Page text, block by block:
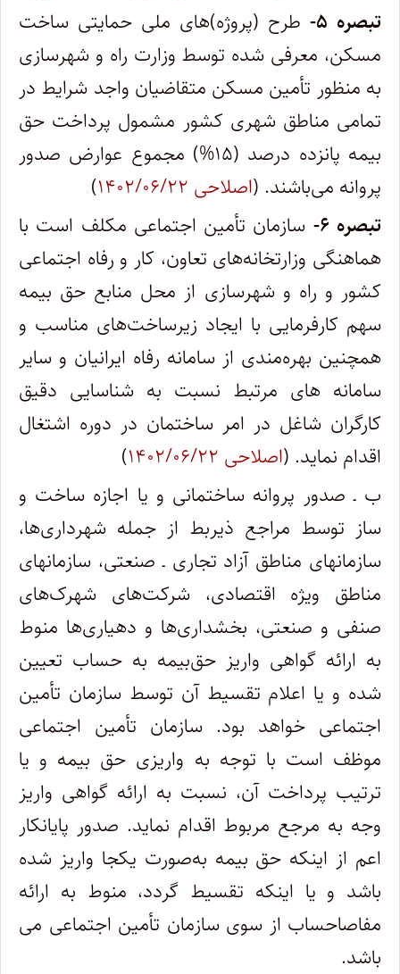
تبصره ۵-
طرح (پروژه)های ملی حمایتی ساخت
مسکن، معرفی شده توسط وزارت راه و شهرسازی
به منظور تأمین مسکن متقاضیان واجد شرایط در
تمامی مناطق شهری کشور مشمول پرداخت حق
بیمه پانزده درصد (۱۵%) مجموع عوارض صدور
پروانه می‌باشند. (اصلاحی ۱۴۰۲/۰۶/۲۲
)
تبصره ۶-
سازمان تأمین اجتماعی مکلف است با
هماهنگی وزارتخانه‌های تعاون، کار و رفاه اجتماعی
کشور و راه و شهرسازی از محل منابع حق بیمه
سهم کارفرمایی با ایجاد زیرساخت‌های مناسب و
همچنین بهره‌مندی از سامانه رفاه ایرانیان و سایر
سامانه های مرتبط نسبت به شناسایی دقیق
کارگران شاغل در امر ساختمان در دوره اشتغال
اقدام نماید. (اصلاحی ۱۴۰۲/۰۶/۲۲
)
ب ـ صدور پروانه ساختمانی و یا اجازه ساخت ‌و
ساز توسط مراجع ذی­ربط از جمله شهرداری‌ها،
سازمان­های مناطق آزاد تجاری ـ صنعتی، سازمان­های
مناطق ویژه اقتصادی، شرکت‌های شهرک‌های
صنفی و صنعتی، بخشداری‌ها و دهیاری‌ها منوط
به ارائه گواهی واریز حق‌بیمه به حساب تعیین­‌
شده و یا اعلام تقسیط آن توسط سازمان تأمین
اجتماعی خواهد بود. سازمان تأمین اجتماعی
موظف است با توجه به واریزی حق بیمه و یا
ترتیب پرداخت آن، نسبت به ارائه گواهی واریز
وجه به مرجع مربوط اقدام نماید. صدور پایان­کار
اعم از اینکه حق بیمه به‌­صورت یکجا واریز شده
باشد و یا اینکه تقسیط گردد، منوط به ارائه
مفاصاحساب از سوی سازمان تأمین اجتماعی می­‌
باشد.